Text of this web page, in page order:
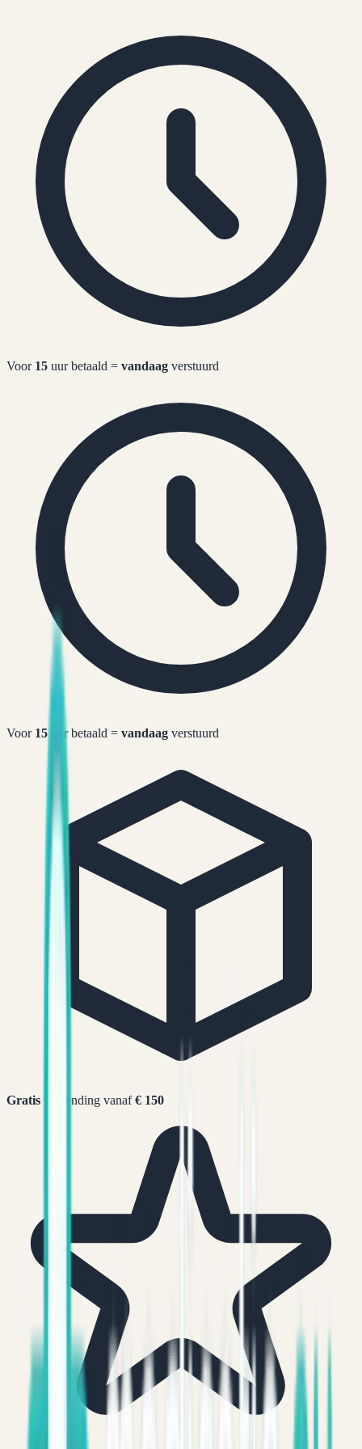
Voor 15 uur betaald = vandaag verstuurd
Voor 15 uur betaald = vandaag verstuurd
Gratis verzending vanaf€ 150